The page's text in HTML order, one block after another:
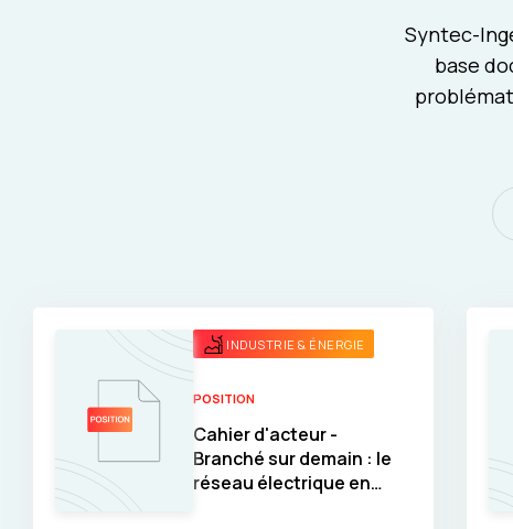
Syntec-
base
INDUSTRIE & ÉNERGIE
POSITION
Cahier d'acteur -
Branché sur demain : le
réseau électrique en